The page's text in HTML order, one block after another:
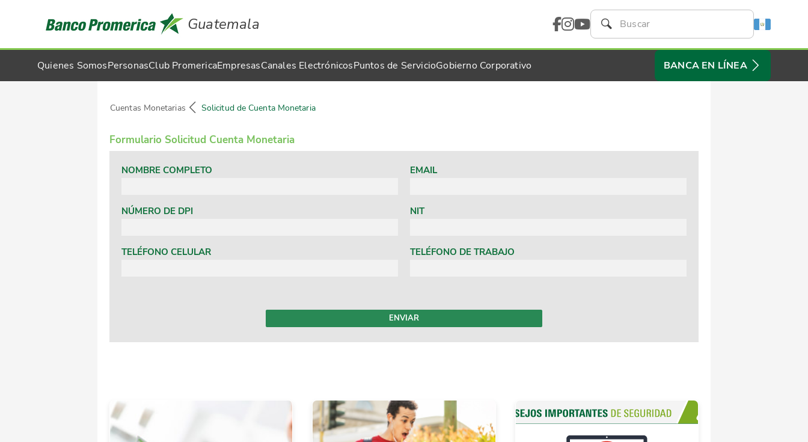
Guatemala
Quienes SomosPersonasClub PromericaEmpresasCanales ElectrónicosPuntos de ServicioGobierno Corporativo BANCA EN LÍNEA
Solicitud de Cuenta Monetaria
Cuentas Monetarias
Formulario Solicitud Cuenta Monetaria
NOMBRE COMPLETO
NÚMERO DE DPI
TELÉFONO CELULAR
EMAIL
NIT
TELÉFONO DE TRABAJO
ENVIAR